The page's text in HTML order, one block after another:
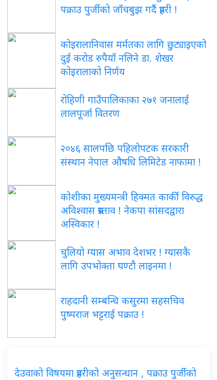
पक्राउ पुर्जीको जाँचबुझ गर्दै प्रहरी !
कोइरालानिवास मर्मतका लागि छुट्याइएको
दुई करोड रुपैयाँ नलिने डा. शेखर
कोइरालाको निर्णय
रोहिणी गाउँपालिकाका २७१ जनालाई
लालपूर्जा वितरण
२०४६ सालपछि पहिलोपटक सरकारी
संस्थान नेपाल औषधि लिमिटेड नाफामा !
कोशीका मुख्यमन्त्री हिक्मत कार्की विरुद्ध
अविश्वास प्रस्ताव ! नेकपा सांसदद्वारा
अस्विकार !
चुलियो ग्यास अभाव देशभर ! ग्यासकै
लागि उपभोक्ता घण्टौ लाइनमा !
राहदानी सम्बन्धि कसुरमा सहसचिव
पुष्पराज भट्टराई पक्राउ !
देउवाको विषयमा प्रहरीको अनुसन्धान , पक्राउ पुर्जीको